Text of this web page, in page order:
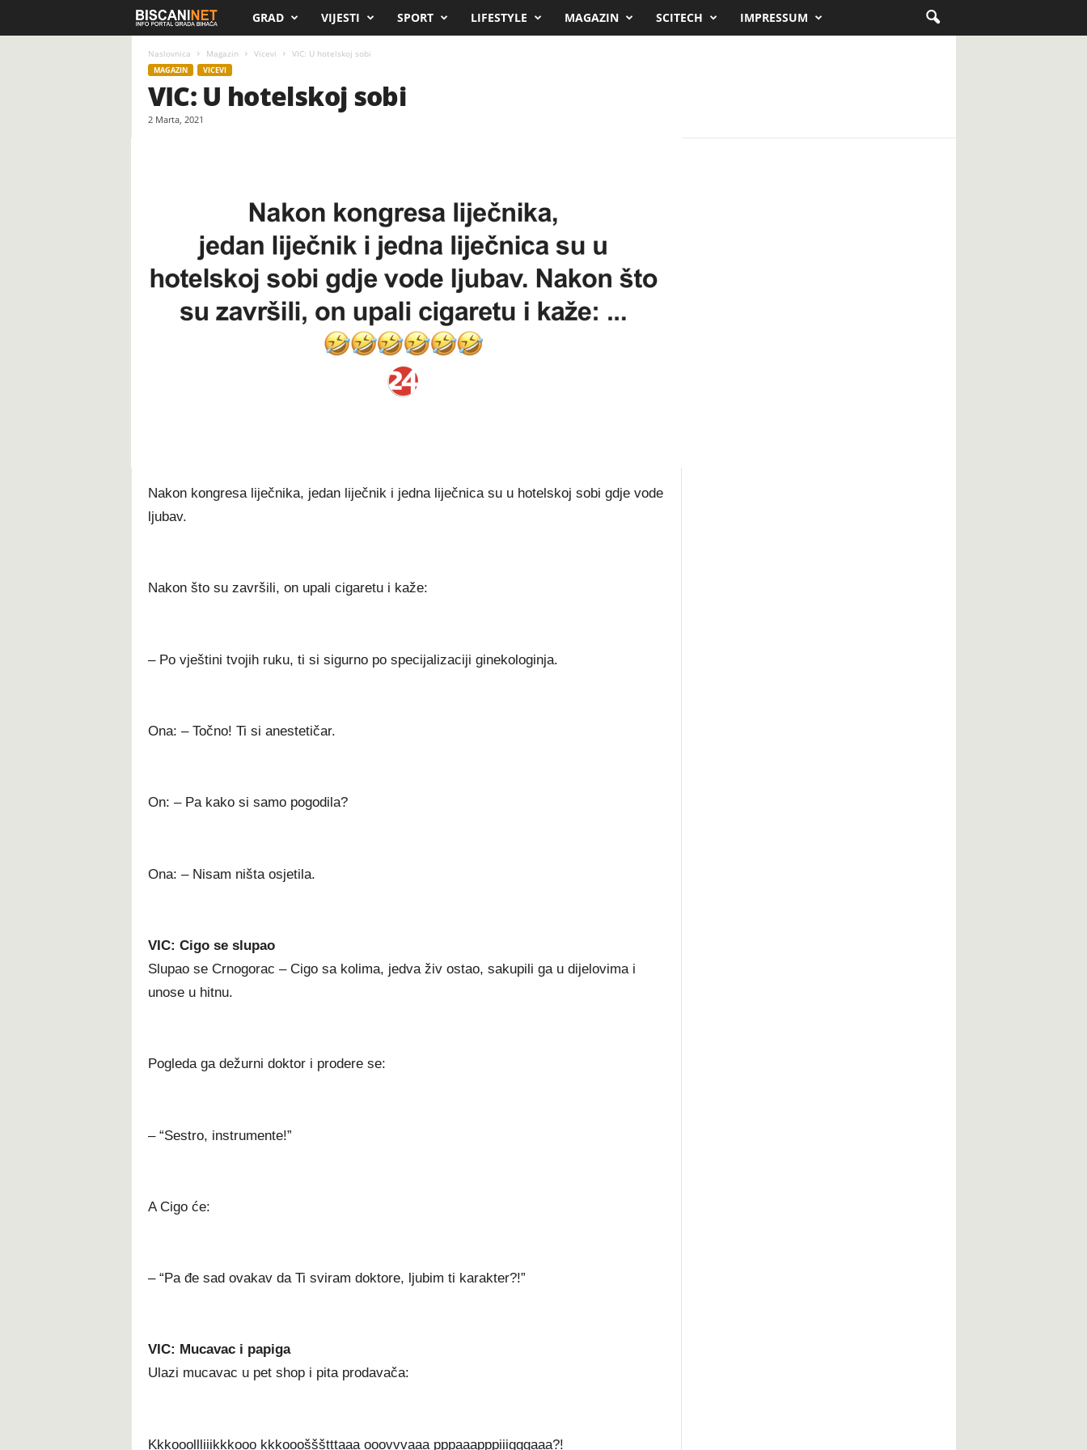
GRAD VIJESTI SPORT LIFESTYLE MAGAZIN SCITECH IMPRESSUM
Naslovnica Magazin Vicevi VIC: U hotelskoj sobi
MAGAZIN VICEVI
VIC: U hotelskoj sobi
2 Marta, 2021
Nakon kongresa liječnika, jedan liječnik i jedna liječnica su u hotelskoj sobi gdje vode
ljubav.
Nakon što su završili, on upali cigaretu i kaže:
– Po vještini tvojih ruku, ti si sigurno po specijalizaciji ginekologinja.
Ona: – Točno! Ti si anestetičar.
On: – Pa kako si samo pogodila?
Ona: – Nisam ništa osjetila.
VIC: Cigo se slupao
Slupao se Crnogorac – Cigo sa kolima, jedva živ ostao, sakupili ga u dijelovima i
unose u hitnu.
Pogleda ga dežurni doktor i prodere se:
– “Sestro, instrumente!”
A Cigo će:
– “Pa đe sad ovakav da Ti sviram doktore, ljubim ti karakter?!”
VIC: Mucavac i papiga
Ulazi mucavac u pet shop i pita prodavača:
Kkkooollliiikkkooo kkkoooššštttaaa ooovvvaaa pppaaapppiiigggaaa?!